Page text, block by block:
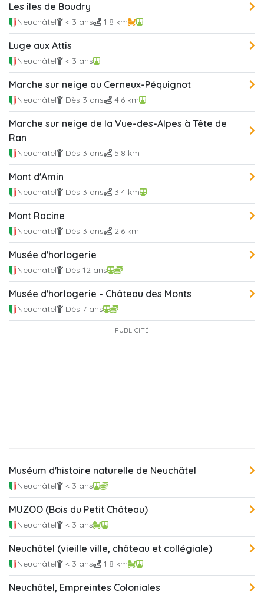
Les îles de Boudry
Neuchâtel < 3 ans 1.8 km
Luge aux Attis
Neuchâtel < 3 ans
Marche sur neige au Cerneux-Péquignot
Neuchâtel Dès 3 ans 4.6 km
Marche sur neige de la Vue-des-Alpes à Tête de
Ran
Neuchâtel Dès 3 ans 5.8 km
Mont d'Amin
Neuchâtel Dès 3 ans 3.4 km
Mont Racine
Neuchâtel Dès 3 ans 2.6 km
Musée d'horlogerie
Neuchâtel Dès 12 ans
Musée d'horlogerie - Château des Monts
Neuchâtel Dès 7 ans
PUBLICITÉ
Muséum d'histoire naturelle de Neuchâtel
Neuchâtel < 3 ans
MUZOO (Bois du Petit Château)
Neuchâtel < 3 ans
Neuchâtel (vieille ville, château et collégiale)
Neuchâtel < 3 ans 1.8 km
Neuchâtel, Empreintes Coloniales